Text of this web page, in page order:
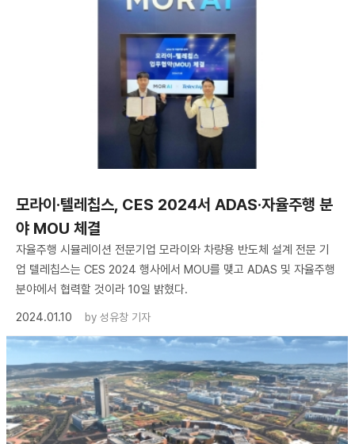
모라이·텔레칩스, CES 2024서 ADAS·자율주행 분
야 MOU 체결
자율주행 시뮬레이션 전문기업 모라이와 차량용 반도체 설계 전문 기
업 텔레칩스는 CES 2024 행사에서 MOU를 맺고 ADAS 및 자율주행
분야에서 협력할 것이라 10일 밝혔다.
2024.01.10
by 성유창 기자